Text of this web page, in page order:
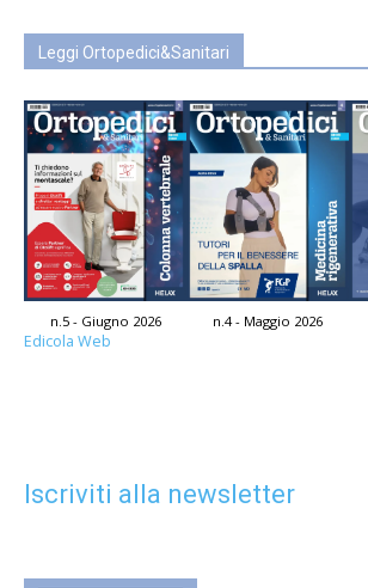
Leggi Ortopedici&Sanitari
n.5 - Giugno 2026 n.4 - Maggio 2026
Edicola Web
Iscriviti alla newsletter